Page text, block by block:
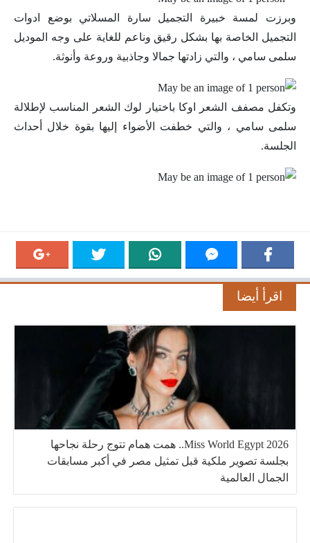
وبرزت لمسة خبيرة التجميل سارة المسلاتي بوضع ادوات
التجميل الخاصة بها بشكل رقيق وناعم للغاية على وجه الموديل
سلمى سامي ، والتي زادتها جمالا وجاذبية وروعة وأنوثة.
وتكفل مصفف الشعر اوكا باختيار لوك الشعر المناسب لإطلالة
سلمى سامي ، والتي خطفت الأضواء إليها بقوة خلال أحداث
الجلسة.
اقرأ أيضا
Miss World Egypt 2026.. همت همام تتوج رحلة نجاحها
بجلسة تصوير ملكية قبل تمثيل مصر في أكبر مسابقات
الجمال العالمية